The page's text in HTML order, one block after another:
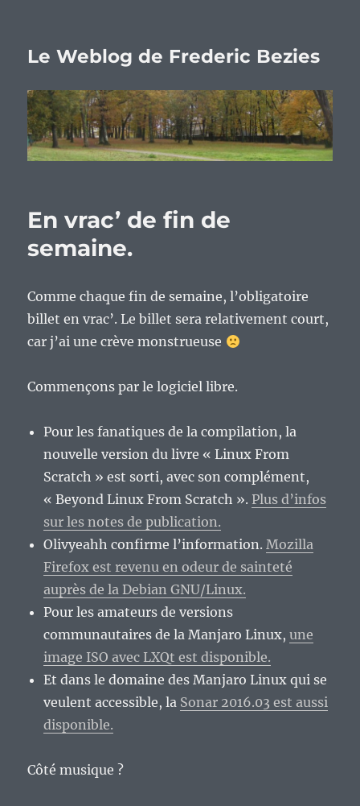
Le Weblog de Frederic Bezies
En vrac’ de fin de
semaine.
Comme chaque fin de semaine, l’obligatoire
billet en vrac’. Le billet sera relativement court,
car j’ai une crève monstrueuse
Commençons par le logiciel libre.
Pour les fanatiques de la compilation, la
nouvelle version du livre « Linux From
Scratch » est sorti, avec son complément,
« Beyond Linux From Scratch ». Plus d’infos
sur les notes de publication.
Olivyeahh confirme l’information.Mozilla
Firefox est revenu en odeur de sainteté
auprès de la Debian GNU/Linux.
Pour les amateurs de versions
communautaires de la Manjaro Linux,une
image ISO avec LXQt est disponible.
Et dans le domaine des Manjaro Linux qui se
veulent accessible, la Sonar 2016.03 est aussi
disponible.
Côté musique ?